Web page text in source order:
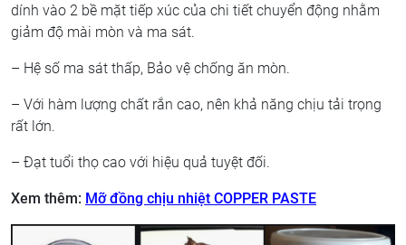
dính vào 2 bề mặt tiếp xúc của chi tiết chuyển động nhằm
giảm độ mài mòn và ma sát.
– Hệ số ma sát thấp, Bảo vệ chống ăn mòn.
– Với hàm lượng chất rắn cao, nên khả năng chịu tải trọng
rất lớn.
– Đạt tuổi thọ cao với hiệu quả tuyệt đối.
Xem thêm: Mỡ đồng chịu nhiệt COPPER PASTE